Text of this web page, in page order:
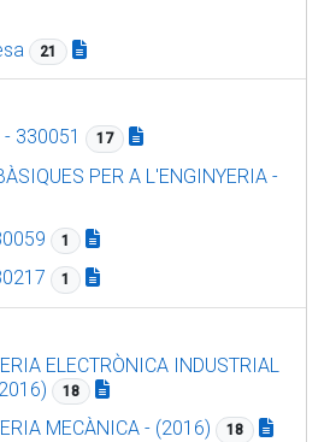
21
- 330051
17
PER A L'ENGINYERIA -
1
1
ELECTRÒNICA INDUSTRIAL
18
MECÀNICA - (2016) 18